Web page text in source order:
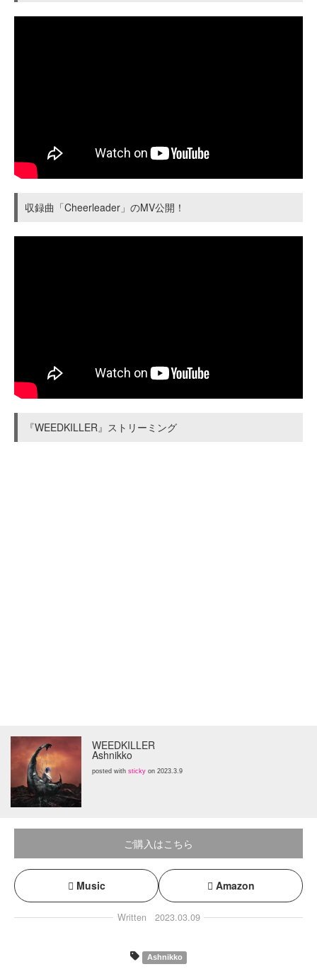
収録曲「Cheerleader」のMV公開！
『WEEDKILLER』ストリーミング
WEEDKILLER
Ashnikko
posted with sticky on 2023.3.9
ご購入はこちら
Music Amazon
Written 2023.03.09
Ashnikko